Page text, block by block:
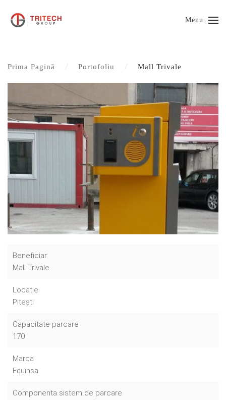
Menu
Prima Pagină Portofoliu Mall Trivale
Beneficiar
Mall Trivale
Locatie
Piteşti
Capacitate parcare
170
Marca
Equinsa
Componenta sistem de parcare